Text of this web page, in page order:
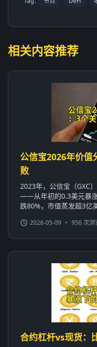
相关内容推荐
公信宝2026年价值
败
2023年，公信宝（GXC
——从年初的0.3美元暴
跌80%，市值蒸发超3亿
2026-05-09 • 956 次浏
合约杠杆vs现货：